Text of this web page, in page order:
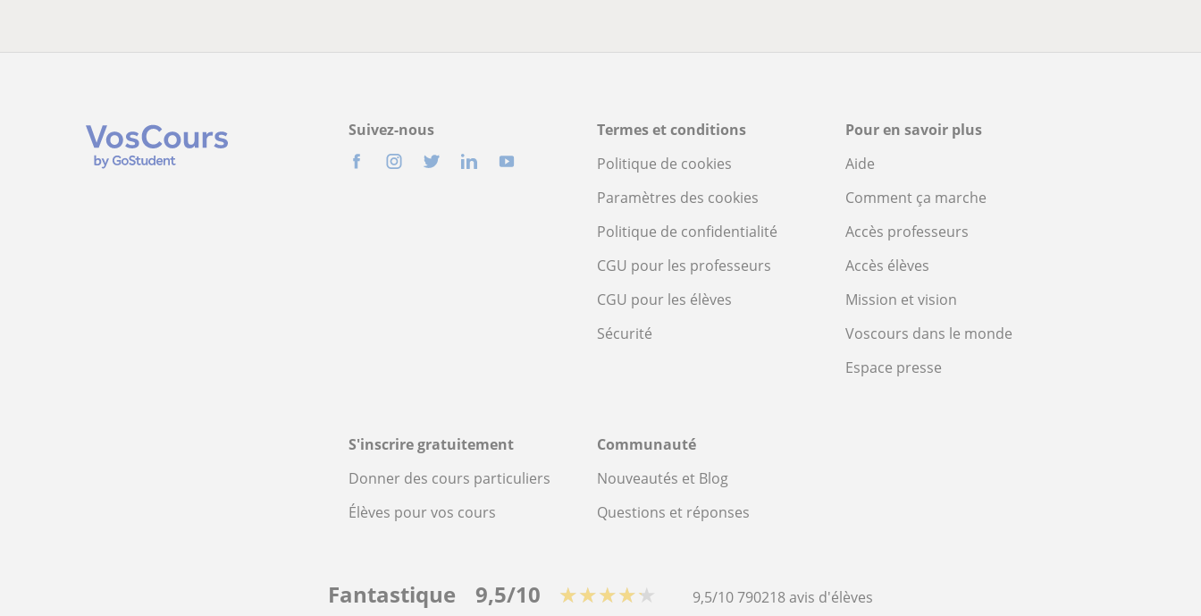
Suivez-nous
Termes et conditions
Politique de cookies
Paramètres des cookies
Politique de confidentialité
CGU pour les professeurs
CGU pour les élèves
Sécurité
Pour en savoir plus
Aide
Comment ça marche
Accès professeurs
Accès élèves
Mission et vision
Voscours dans le monde
Espace presse
S'inscrire gratuitement
Donner des cours particuliers
Élèves pour vos cours
Communauté
Nouveautés et Blog
Questions et réponses
Fantastique 9,5/10 ★★★★★ 9,5/10790218avis d'élèves